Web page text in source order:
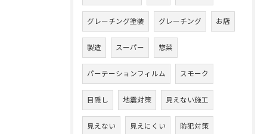
グレーチング塗装 グレーチング お店
製造 スーパー 惣菜
パーテーションフィルム スモーク
目隠し 地震対策 見えない施工
見えない 見えにくい 防犯対策